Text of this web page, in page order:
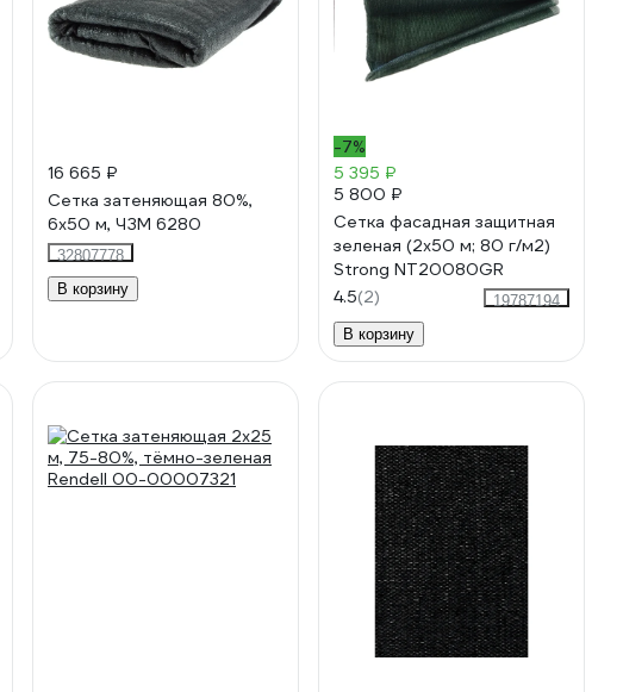
16 665 ₽
Сетка затеняющая 80%,
6x50 м, ЧЗМ 6280
32807778
В корзину
-7%
5 395 ₽
5 800 ₽
Сетка фасадная защитная
зеленая (2x50 м; 80 г/м2)
Strong NT20080GR
4.5(2)
19787194
В корзину